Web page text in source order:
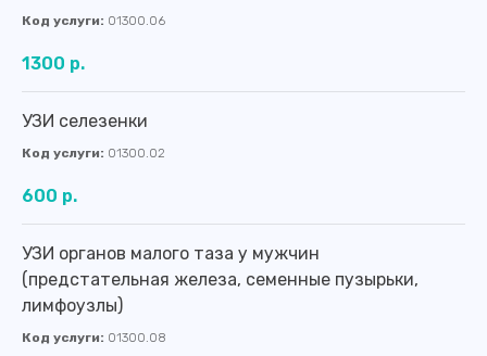
Код услуги: 01300.06
1300 р.
УЗИ селезенки
Код услуги: 01300.02
600 р.
УЗИ органов малого таза у мужчин
(предстательная железа, семенные пузырьки,
лимфоузлы)
Код услуги: 01300.08